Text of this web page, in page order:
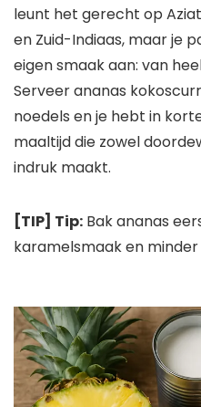
leunt het gerecht op
en Zuid-Indiaas, maar je
eigen smaak aan: van
Serveer ananas
noedels en je hebt in
maaltijd die zowel
indruk maakt.
[TIP] Tip: Bak ananas
karamelsmaak en